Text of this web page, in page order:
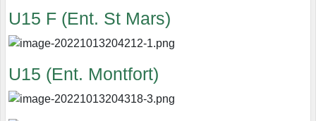
U15 F (Ent. St Mars)
U15 (Ent. Montfort)